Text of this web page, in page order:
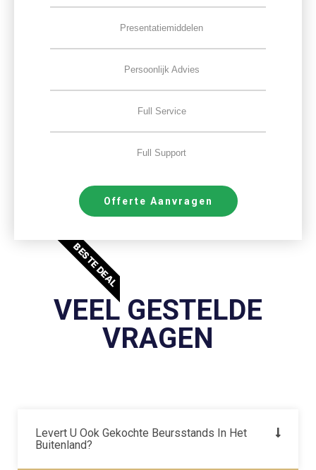
Presentatiemiddelen
Persoonlijk Advies
Full Service
Full Support
Offerte Aanvragen
BESTE DEAL
VEEL GESTELDE
VRAGEN
Levert U Ook Gekochte Beursstands In Het
Buitenland?